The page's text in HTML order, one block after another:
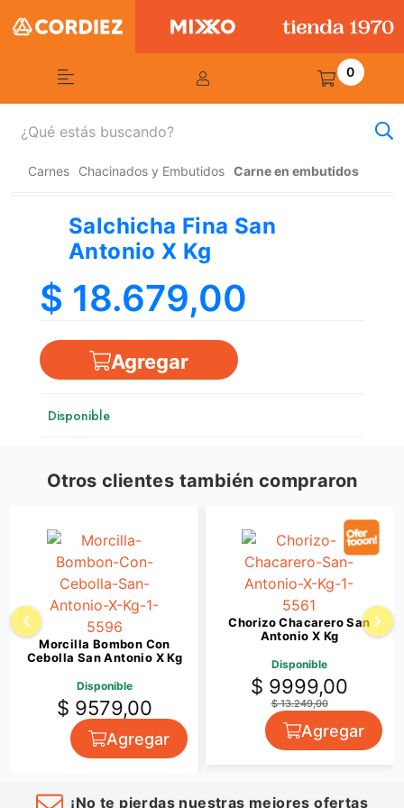
0
Carnes Chacinados y Embutidos Carne en embutidos
Salchicha Fina San
Antonio X Kg
$ 18.679,00
Agregar
Disponible
Otros clientes también compraron
Morcilla Bombon Con
Cebolla San Antonio X Kg
Disponible
$ 9579,00
Agregar
Chorizo Chacarero San
Antonio X Kg
Disponible
$ 9999,00
$ 13.249,00
Agregar
¡No te pierdas nuestras mejores ofertas